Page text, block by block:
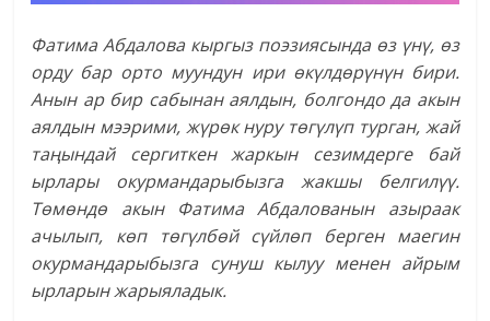
Фатима Абдалова кыргыз поэзиясында өз үнү, өз
орду бар орто муундун ири өкүлдөрүнүн бири.
Анын ар бир сабынан аялдын, болгондо да акын
аялдын мээрими, жүрөк нуру төгүлүп турган, жай
таңындай сергиткен жаркын сезимдерге бай
ырлары окурмандарыбызга жакшы белгилүү.
Төмөндө акын Фатима Абдалованын азыраак
ачылып, көп төгүлбөй сүйлөп берген маегин
окурмандарыбызга сунуш кылуу менен айрым
ырларын жарыяладык.